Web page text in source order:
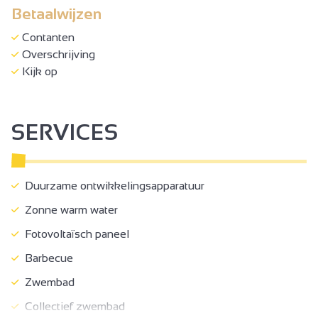
Betaalwijzen
Contanten
Overschrijving
Kijk op
SERVICES
Duurzame ontwikkelingsapparatuur
Zonne warm water
Fotovoltaïsch paneel
Barbecue
Zwembad
Collectief zwembad